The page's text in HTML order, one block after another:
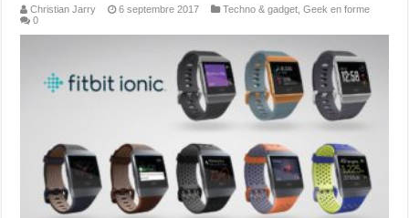
Christian Jarry 6 septembre 2017 Techno & gadget ,Geek en forme
0